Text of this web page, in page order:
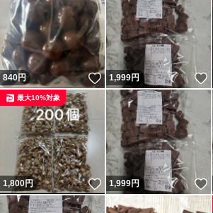
840円 いいね！
1,999円
1,800円 いいね！
最大10%対象
1,999円